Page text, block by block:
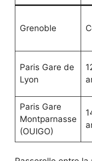
Grenoble
Paris Gare de
Lyon
Paris Gare
Montparnasse
(OUIGO)